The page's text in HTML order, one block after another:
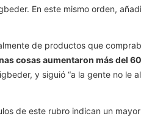
En este mismo orden,
de productos que
cosas aumentaron más del
y siguió “a la gente no le
de este rubro indican un